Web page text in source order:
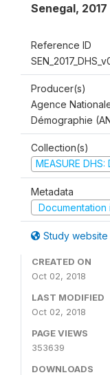
Senegal, 2017
Reference ID
Producer(s)
Agence
Démographie
Collection(s)
MEASURE
Metadata
Documentation
Study website
CREATED ON
Oct 02, 2018
LAST MODIFIED
Oct 02, 2018
PAGE VIEWS
353639
DOWNLOADS